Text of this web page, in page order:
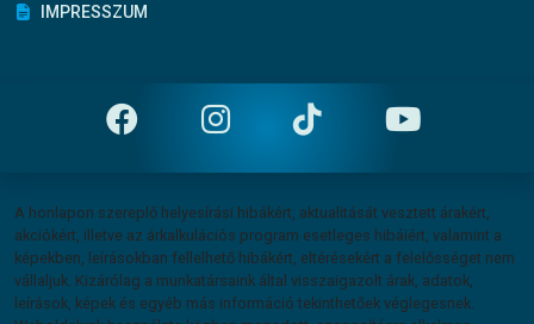
IMPRESSZUM
Felelősség vállalás
A honlapon szereplő helyesírási hibákért, aktualitását vesztett árakért,
akciókért, illetve az árkalkulációs program esetleges hibáiért, valamint a
képekben, leírásokban fellelhető hibákért, eltérésekért a felelősséget nem
vállaljuk. Kizárólag a munkatársaink által visszaigazolt árak, adatok,
leírások, képek és egyéb más információ tekinthetőek véglegesnek.